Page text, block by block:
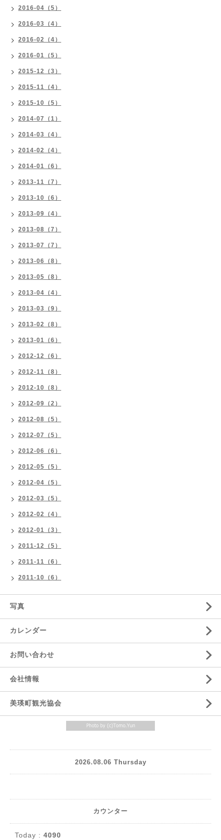
2016-04（5）
2016-03（4）
2016-02（4）
2016-01（5）
2015-12（3）
2015-11（4）
2015-10（5）
2014-07（1）
2014-03（4）
2014-02（4）
2014-01（6）
2013-11（7）
2013-10（6）
2013-09（4）
2013-08（7）
2013-07（7）
2013-06（8）
2013-05（8）
2013-04（4）
2013-03（9）
2013-02（8）
2013-01（6）
2012-12（6）
2012-11（8）
2012-10（8）
2012-09（2）
2012-08（5）
2012-07（5）
2012-06（6）
2012-05（5）
2012-04（5）
2012-03（5）
2012-02（4）
2012-01（3）
2011-12（5）
2011-11（6）
2011-10（6）
写真
カレンダー
お問い合わせ
会社情報
美瑛町観光協会
2026.08.06 Thursday
カウンター
Today : 4090